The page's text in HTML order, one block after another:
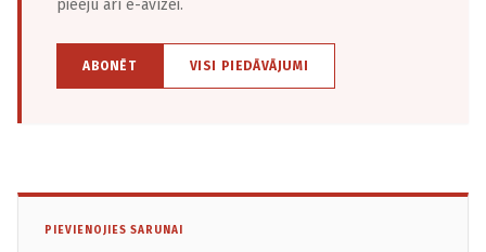
pieeju arī e-avīzei.
ABONĒT VISI PIEDĀVĀJUMI
PIEVIENOJIES SARUNAI